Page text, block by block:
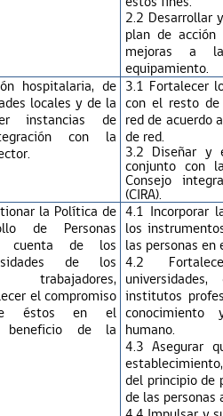
2.2 Desarrollar
plan de
mejoras a
equipamiento.
hospitalaria, de
locales y de la
instancias de
con la
3.1 Fortalecer
con el resto
red de acuerdo
de red.
3.2 Diseñar y
conjunto con
Consejo
(CIRA).
la Política de
de Personas
cuenta de los
de los
el compromiso
éstos en el
beneficio de la
4.1 Incorporar
los
las personas
4.2
institutos
humano.
4.3 Asegurar
del principio de
de las personas